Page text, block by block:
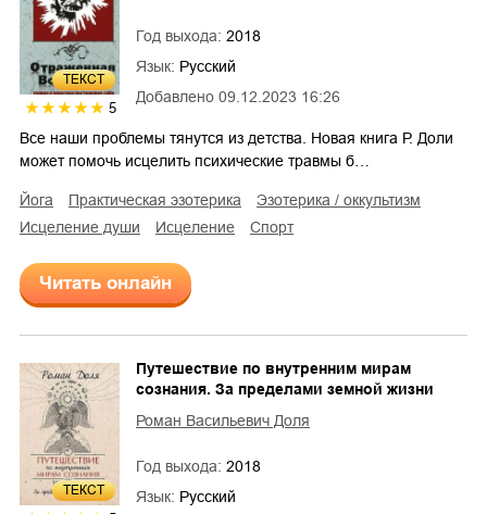
ТЕКСТ
5
Добавлено 09.12.2023 16:26
Год выхода: 2018
Язык: Русский
Все наши проблемы тянутся из детства. Новая книга Р. Доли
может помочь исцелить психические травмы б…
йога практическая эзотерика
эзотерика / оккультизм
исцеление души
исцеление спорт
Читать онлайн
ТЕКСТ
Путешествие по внутренним мирам
сознания. За пределами земной жизни
Роман Васильевич Доля
Год выхода: 2018
Язык: Русский